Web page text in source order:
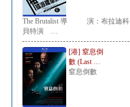
The Brutalist 導 演：布拉迪科
貝特演 …
[港] 窒息倒
數 (Last …
窒息倒數